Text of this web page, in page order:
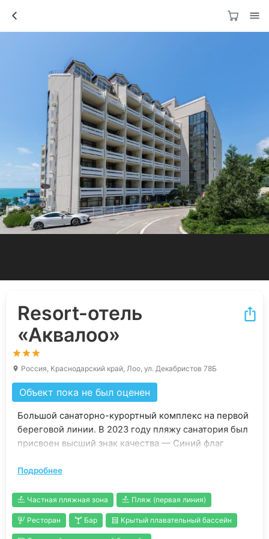
Resort-отель
«Аквалоо»
Россия, Краснодарский край, Лоо, ул. Декабристов 78Б
Объект пока не был оценен
Большой санаторно-курортный комплекс на первой
береговой линии. В 2023 году пляжу санатория был
присвоен высший знак качества — Синий флаг
классификации). Расстояние до железнодорожной
аэропорта Сочи — 53 км.
Для размещения доступны 867 номеров категорий
Стандарт и Комфорт улучшенный, в каждом из
Подробнее
Частная пляжная зона Пляж (первая линия)
Ресторан Бар Крытый плавательный бассейн